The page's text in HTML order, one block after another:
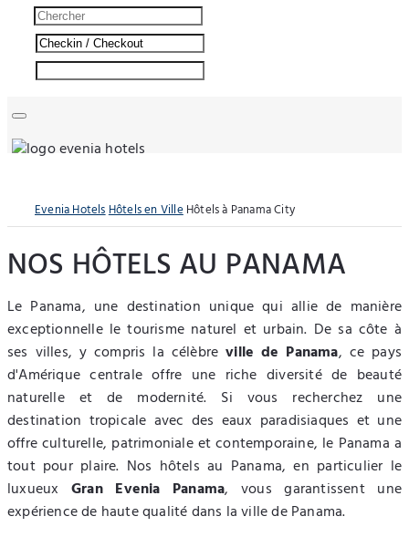
Evenia HotelsHôtels en VilleHôtels à Panama City
NOS HÔTELS AU PANAMA
Le Panama, une destination unique qui allie de manière
exceptionnelle le tourisme naturel et urbain. De sa côte à
ses villes, y compris la célèbreville de Panama, ce pays
d'Amérique centrale offre une riche diversité de beauté
naturelle et de modernité. Si vous recherchez une
destination tropicale avec des eaux paradisiaques et une
offre culturelle, patrimoniale et contemporaine, le Panama a
tout pour plaire. Nos hôtels au Panama, en particulier le
luxueux Gran Evenia Panama, vous garantissent une
expérience de haute qualité dans la ville de Panama.